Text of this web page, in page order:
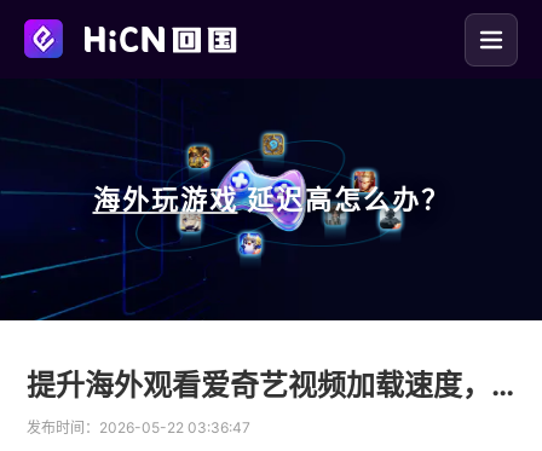
海外玩游戏 延迟高怎么办？
提升海外观看爱奇艺视频加载速度，HiCN回国加速器告别爱奇艺卡顿
发布时间： 2026-05-22 03:36:47